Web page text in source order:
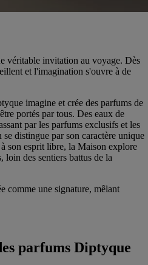
véritable invitation au voyage. Dès
et l'imagination s'ouvre à de
imagine et crée des parfums de
portés par tous. Des eaux de
par les parfums exclusifs et les
se distingue par son caractère unique
son esprit libre, la Maison explore
loin des sentiers battus de la
comme une signature, mêlant
parfums Diptyque